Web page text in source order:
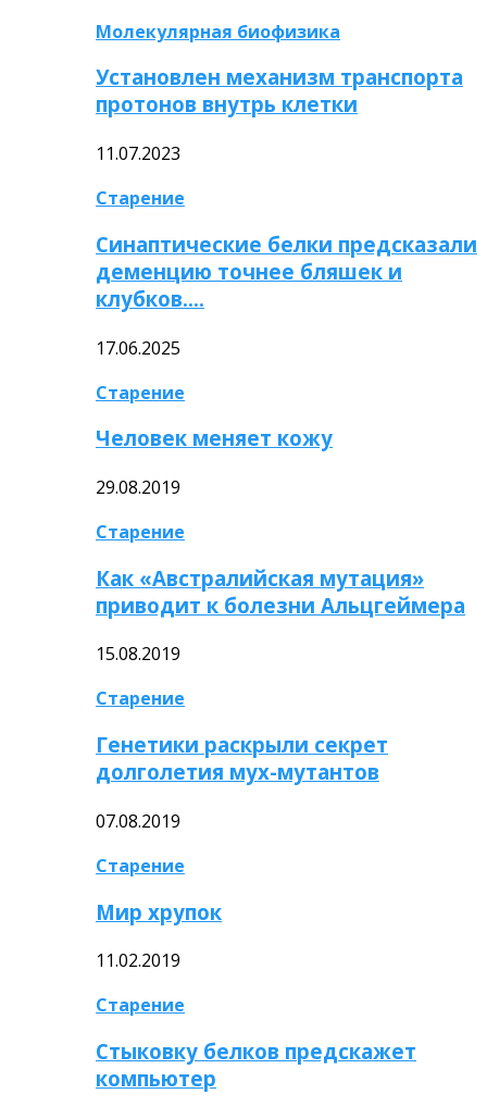
Молекулярная биофизика
Установлен механизм транспорта
протонов внутрь клетки
11.07.2023
Старение
Синаптические белки предсказали
деменцию точнее бляшек и
клубков….
17.06.2025
Старение
Человек меняет кожу
29.08.2019
Старение
Как «Австралийская мутация»
приводит к болезни Альцгеймера
15.08.2019
Старение
Генетики раскрыли секрет
долголетия мух-мутантов
07.08.2019
Старение
Мир хрупок
11.02.2019
Старение
Стыковку белков предскажет
компьютер